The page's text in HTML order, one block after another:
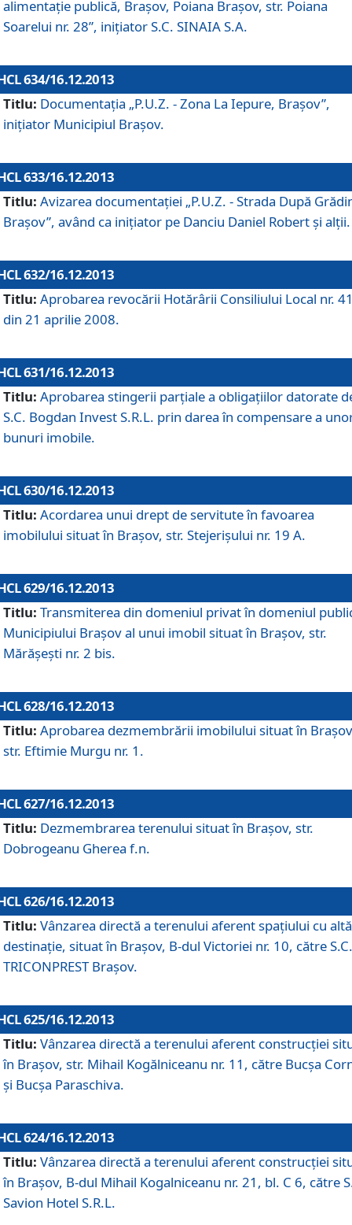
alimentaţie publică, Braşov, Poiana Braşov, str. Poiana
Soarelui nr. 28”, iniţiator S.C. SINAIA S.A.
634/16.12.2013
Titlu: Documentaţia „P.U.Z. - Zona La Iepure, Braşov”,
iniţiator Municipiul Braşov.
633/16.12.2013
Titlu: Avizarea documentaţiei „P.U.Z. - Strada După
Braşov”, având ca iniţiator pe Danciu Daniel Robert şi alţii.
632/16.12.2013
Titlu: Aprobarea revocării Hotărârii Consiliului Local nr.
din 21 aprilie 2008.
631/16.12.2013
Titlu: Aprobarea stingerii parţiale a obligaţiilor datorate
S.C. Bogdan Invest S.R.L. prin darea în compensare a
bunuri imobile.
630/16.12.2013
Titlu: Acordarea unui drept de servitute în favoarea
imobilului situat în Braşov, str. Stejerişului nr. 19 A.
629/16.12.2013
Titlu: Transmiterea din domeniul privat în domeniul
Municipiului Braşov al unui imobil situat în Braşov, str.
Mărăşeşti nr. 2 bis.
628/16.12.2013
Titlu: Aprobarea dezmembrării imobilului situat în
str. Eftimie Murgu nr. 1.
627/16.12.2013
Titlu: Dezmembrarea terenului situat în Braşov, str.
Dobrogeanu Gherea f.n.
626/16.12.2013
Titlu: Vânzarea directă a terenului aferent spaţiului cu altă
destinaţie, situat în Braşov, B-dul Victoriei nr. 10, către S.C.
TRICONPREST Braşov.
625/16.12.2013
Titlu: Vânzarea directă a terenului aferent construcţiei
în Braşov, str. Mihail Kogălniceanu nr. 11, către Bucşa
şi Bucşa Paraschiva.
624/16.12.2013
Titlu: Vânzarea directă a terenului aferent construcţiei
în Braşov, B-dul Mihail Kogalniceanu nr. 21, bl. C 6, către
Savion Hotel S.R.L.